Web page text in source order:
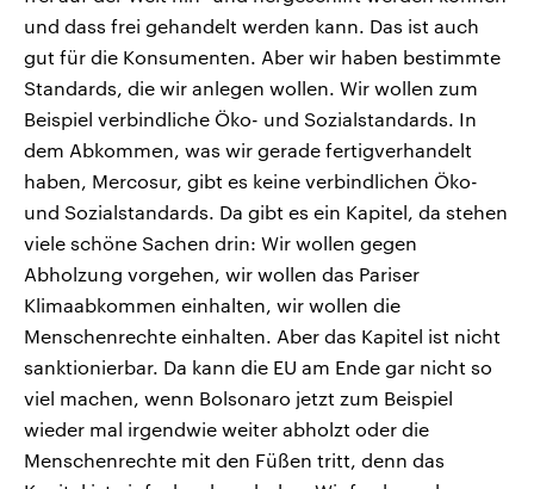
und dass frei gehandelt werden kann. Das ist auch
gut für die Konsumenten. Aber wir haben bestimmte
Standards, die wir anlegen wollen. Wir wollen zum
Beispiel verbindliche Öko- und Sozialstandards. In
dem Abkommen, was wir gerade fertigverhandelt
haben, Mercosur, gibt es keine verbindlichen Öko-
und Sozialstandards. Da gibt es ein Kapitel, da stehen
viele schöne Sachen drin: Wir wollen gegen
Abholzung vorgehen, wir wollen das Pariser
Klimaabkommen einhalten, wir wollen die
Menschenrechte einhalten. Aber das Kapitel ist nicht
sanktionierbar. Da kann die EU am Ende gar nicht so
viel machen, wenn Bolsonaro jetzt zum Beispiel
wieder mal irgendwie weiter abholzt oder die
Menschenrechte mit den Füßen tritt, denn das